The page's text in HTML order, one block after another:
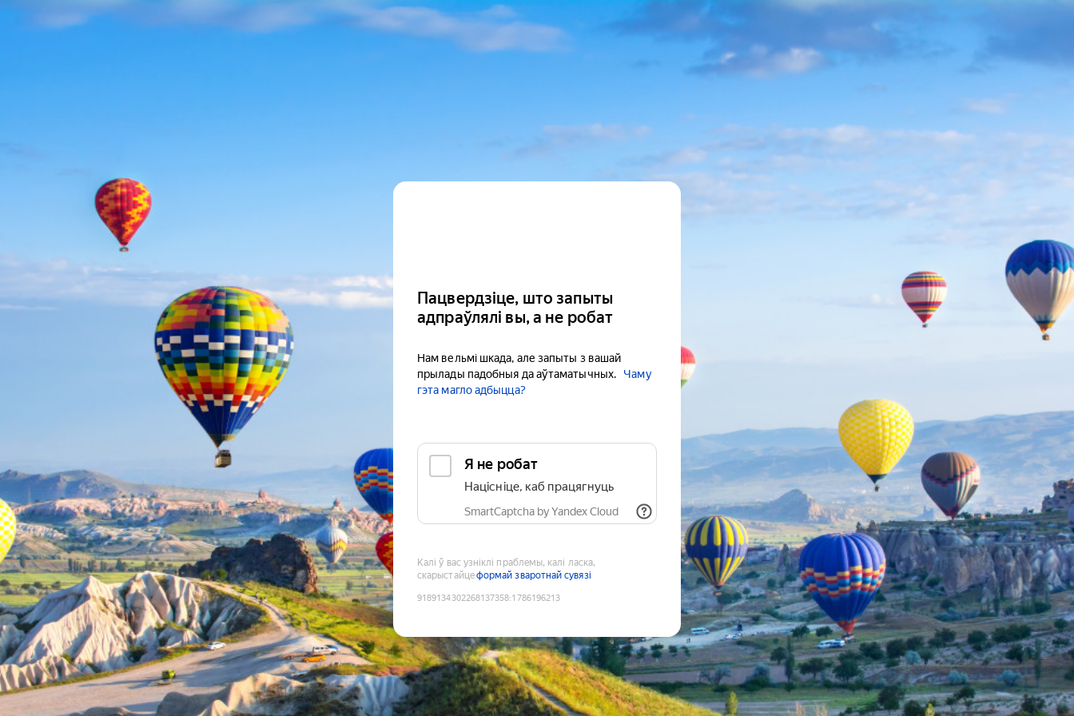
Пацвердзіце, што запыты
адпраўлялі вы, а не робат
Нам вельмі шкада, але запыты з вашай
прылады падобныя да аўтаматычных.
Чаму
гэта магло адбыцца?
Я не робат
Націсніце, каб працягнуць
SmartCaptcha by Yandex Cloud
Калі ў вас узніклі праблемы, калі ласка,
скарыстайцеформай зваротнай сувязі
9189134302268137358:1786196213